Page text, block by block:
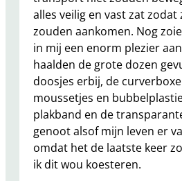
alles veilig en vast zat zodat
zouden aankomen. Nog
in mij een enorm plezier
haalden de grote dozen
doosjes erbij, de
moussetjes en
plakband en de
genoot alsof mijn leven er
omdat het de laatste keer
ik dit wou koesteren.